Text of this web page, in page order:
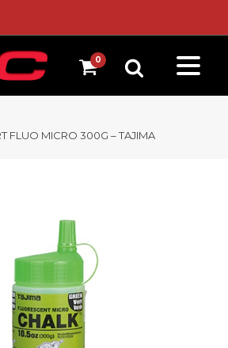
FLUO MICRO 300G – TAJIMA